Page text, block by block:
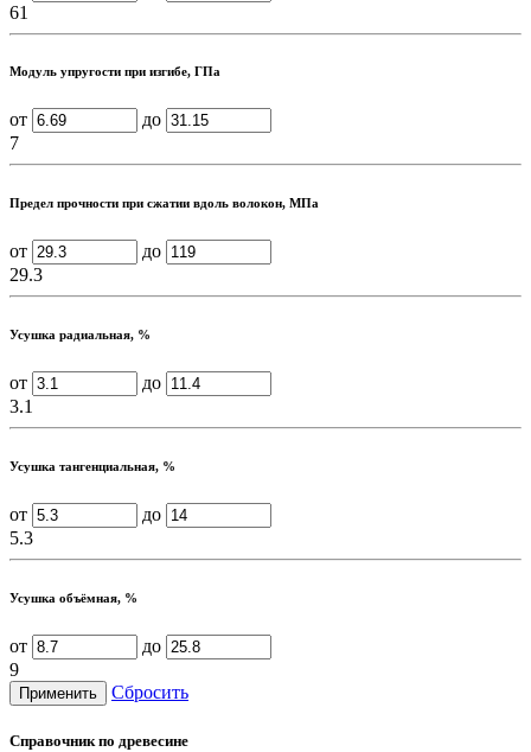
61
Модуль упругости при изгибе, ГПа
от
до
7
Предел прочности при сжатии вдоль волокон, МПа
от
до
29.3
Усушка радиальная, %
от
до
3.1
Усушка тангенциальная, %
от
до
5.3
Усушка объёмная, %
от
до
9
Сбросить
Справочник по древесине